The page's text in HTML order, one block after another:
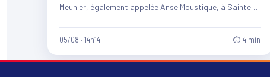
Meunier, également appelée Anse Moustique, à Sainte-
05/08 · 14h14 ⏱ 4 min